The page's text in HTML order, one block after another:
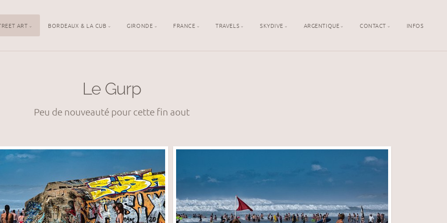
ART BORDEAUX & LA CUB GIRONDE FRANCE TRAVELS SKYDIVE ARGENTIQUE CONTACT INFOS
Le Gurp
Peu de nouveauté pour cette fin aout